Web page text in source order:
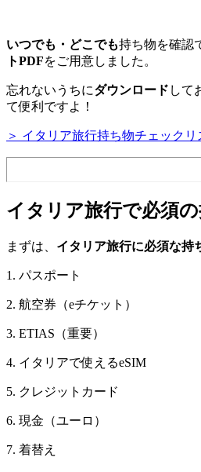
いつでも・どこでも持ち物を確認
トPDFをご用意しました。
忘れないうちにダウンロード して
て便利ですよ！
＞ イタリア旅行持ち物チェックリ
イタリア旅行で必須
まずは、 イタリア旅行に必須な持
1. パスポート
2. 航空券（eチケット）
3. ETIAS（重要）
4. イタリアで使えるeSIM
5. クレジットカード
6. 現金（ユーロ）
7. 着替え